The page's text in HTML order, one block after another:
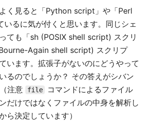
く見ると「Python script」や「Perl
るに気が付くと思います。同じシェ
ても「sh (POSIX shell script) スクリ
Again shell script) スクリプ
います。拡張子がないのにどうやって
るのでしょうか？ その答えがシバン
注意
file
コマンドによるファイル
だけではなくファイルの中身を解析し
ら決定しています）